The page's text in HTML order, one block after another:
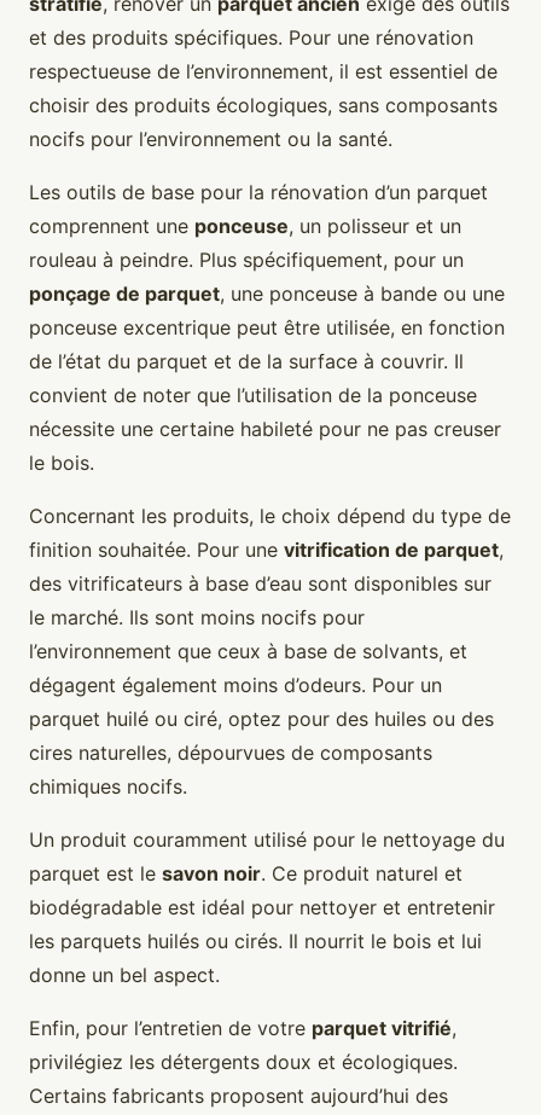
et des produits spécifiques. Pour une rénovation
respectueuse de l’environnement, il est essentiel de
choisir des produits écologiques, sans composants
nocifs pour l’environnement ou la santé.
Les outils de base pour la rénovation d’un parquet
comprennent une ponceuse, un polisseur et un
rouleau à peindre. Plus spécifiquement, pour un
ponçage de parquet, une ponceuse à bande ou une
ponceuse excentrique peut être utilisée, en fonction
de l’état du parquet et de la surface à couvrir. Il
convient de noter que l’utilisation de la ponceuse
nécessite une certaine habileté pour ne pas creuser
le bois.
Concernant les produits, le choix dépend du type de
finition souhaitée. Pour une vitrification de parquet,
des vitrificateurs à base d’eau sont disponibles sur
le marché. Ils sont moins nocifs pour
l’environnement que ceux à base de solvants, et
dégagent également moins d’odeurs. Pour un
parquet huilé ou ciré, optez pour des huiles ou des
cires naturelles, dépourvues de composants
chimiques nocifs.
Un produit couramment utilisé pour le nettoyage du
parquet est le savon noir. Ce produit naturel et
biodégradable est idéal pour nettoyer et entretenir
les parquets huilés ou cirés. Il nourrit le bois et lui
donne un bel aspect.
Enfin, pour l’entretien de votre parquet vitrifié,
privilégiez les détergents doux et écologiques.
Certains fabricants proposent aujourd’hui des